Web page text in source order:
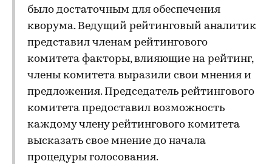
было достаточным для обеспечения
кворума. Ведущий рейтинговый аналитик
представил членам рейтингового
комитета факторы, влияющие на рейтинг,
члены комитета выразили свои мнения и
предложения. Председатель рейтингового
комитета предоставил возможность
каждому члену рейтингового комитета
высказать свое мнение до начала
процедуры голосования.